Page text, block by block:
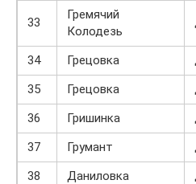
33
Гремячий
Колодезь
34 Грецовка
35
Грецовка
36
Гришинка
37
Грумант
38
Даниловка